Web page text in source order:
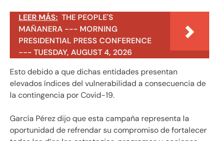
LEER MÁS: THE PEOPLE'S
MAÑANERA --- MORNING
PRESIDENTIAL PRESS CONFERENCE
--- TUESDAY, AUGUST 4, 2026
Esto debido a que dichas entidades presentan
elevados índices del vulnerabilidad a consecuencia de
la contingencia por Covid-19.
García Pérez dijo que esta campaña representa la
oportunidad de refrendar su compromiso de fortalecer